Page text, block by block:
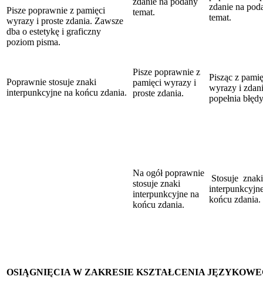
Pisze poprawnie z pamięci
wyrazy i proste zdania. Zawsze
dba o estetykę i graficzny
poziom pisma.
Poprawnie stosuje znaki
interpunkcyjne na końcu zdania.
temat.
Pisze poprawnie z
pamięci wyrazy i
proste zdania.
Na ogół poprawnie
stosuje znaki
interpunkcyjne na
końcu zdania.
zdanie na
temat.
Pisząc z
wyrazy i
popełnia
Stosuje znaki
końcu zdania.
OSIĄGNIĘCIA W ZAKRESIE KSZTAŁCENIA